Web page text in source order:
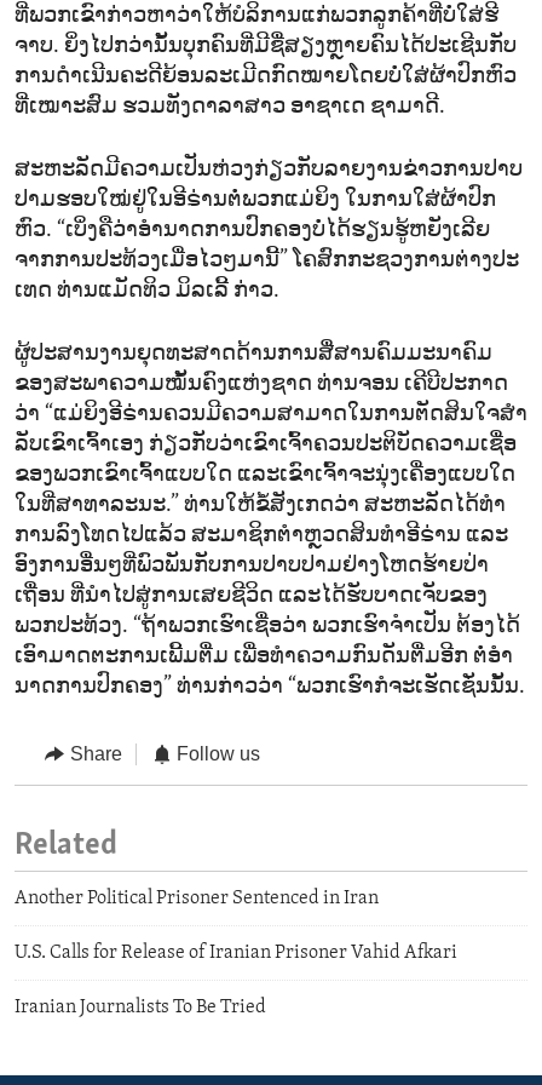
ທີ່​ພວກ​ເຂົາ​ກ່າວ​ຫາ​ວ່າ​ໃຫ້​ບໍ​ລິ​ການ​ແກ່​ພວກ​ລູກ​ຄ້າທີ່​ບໍ່​ໃສ່​ຮີ​
ຈາບ. ຍິ່ງ​ໄປ​ກວ່ານັ້ນບຸກ​ຄົນ​ທີ່​ມີ​ຊື່​ສຽງ​ຫຼາຍ​ຄົນ​ໄດ້​ປະ​ເຊີນ​ກັບ​
ການ​ດຳ​ເນີນ​ຄະ​ດີຍ້ອນ​ລະ​ເມີດ​ກົດ​ໝາຍໂດຍ​ບໍ່​ໃສ່​ຜ້າປົກ​ຫົວ
ທີ່​ເໝາະ​ສົມ ຮວມ​ທັງ​ດາ​ລາ​ສາວ ອາ​ຊາ​ເດ ຊາ​ມາ​ດີ.
ສະ​ຫະ​ລັດ​ມີ​ຄວາມ​ເປັນ​ຫ່ວງ​ກ່ຽວ​ກັບ​ລ​າຍ​ງານ​ຂ່າວ​ການ​ປາບ​
ປາມ​ຮອບ​ໃໝ່​ຢູ່​ໃນ​ອີ​ຣ່ານ​ຕໍ່​ພວກ​ແມ່​ຍິງ ໃນ​ການ​ໃສ່​ຜ້າ​ປົກ​
ຫົວ. “ເບິ່ງ​ຄື​ວ່າ​ອຳ​ນາດ​ການ​ປົກ​ຄອງ​ບໍ່​ໄດ້​ຮຽນ​ຮູ້​ຫຍັງ​ເລີຍ
ຈາກ​ການ​ປະ​ທ້ວງ​ເມື່ອ​ໄວໆ​ມານີ້” ໂຄ​ສົກ​ກະ​ຊວງ​ການ​ຕ່າງ​ປະ​
ເທດ ທ່ານ​ແມັດ​ທິວ ມິ​ລ​ເລີ້ ກ່າວ.
ຜູ້​ປະ​ສານ​ງານຍຸດ​ທະ​ສາດ​ດ້ານ​ການ​ສື່​ສານ​ຄົມ​ມະ​ນາ​ຄົມ​
ຂອງ​ສະ​ພາ​ຄວາມ​ໝັ້ນ​ຄົງ​ແຫ່ງ​ຊາດ ທ່ານ​ຈອນ ເຄີ​ບີປະ​ກາດ​
ວ່າ “​ແມ່​ຍິງອີ​ຣ່ານ​ຄວນ​ມີ​ຄວາມ​ສາ​ມາດ​ໃນ​ການຕັດ​ສິນ​ໃຈ​ສຳ​
ລັບ​ເຂົາ​ເຈົ້າ​ເອງ ກ່ຽວ​ກັບ​ວ່າ​ເຂົາ​ເຈົ້າ​ຄວນປະ​ຕິ​ບັດ​ຄວາມ​ເຊື່ອ​
ຂອງ​ພວກ​ເຂົາ​ເຈົ້າ​ແບບ​ໃດ ແລະ​ເຂົາ​ເຈົ້າ​ຈະ​ນຸ່ງ​ເຄື່ອງ​ແບບ​ໃດ​
ໃນ​ທີ່​ສາ​ທາ​ລະ​ນະ.” ທ່ານ​ໃຫ້​ຂໍ້​ສັງ​ເກດ​ວ່າ ສະ​ຫະ​ລັດ​ໄດ້​ທຳ​
ການ​ລົງ​ໂທດ​ໄປ​ແລ້ວ ສະ​ມາ​ຊິກ​ຕຳຫຼວດ​ສິນ​ທຳ​ອີ​ຣ່ານ ແລະ​
ອົງ​ການ​ອື່ນໆ​ທີ່​ພົວ​ພັນ​ກັບ​ການ​ປາ​ບ​ປາມ​ຢ່າງ​ໂຫດ​ຮ້າຍ​ປ່​າ​
ເຖື່ອນ ທີ່​ນຳ​ໄປ​ສູ່​ການ​ເສຍ​ຊີ​ວິດ ​ແລະ​ໄດ້​ຮັບ​ບາດ​ເຈັບ​ຂອງ​
ພວກ​ປະ​ທ້ວງ. “ຖ້າ​ພວກ​ເຮົາ​ເຊື່ອ​ວ່າ ພວກ​ເຮົາ​ຈຳ​ເປັນ ຕ້ອງ​ໄດ້​
ເອົາ​ມາດ​ຕະ​ການ​ເພີ້ມ​ຕື່ມ ເພື່ອ​ທຳ​ຄວາມ​ກົນ​ດັນ​ຕື່ມ​ອີກ ​ຕໍ່​ອຳ​
ນາດ​ການ​ປົກ​ຄອງ” ທ່ານ​ກ່າວ​ວ່າ “ພວກ​ເຮົາ​ກໍ​ຈະ​ເຮັດ​ເຊັ່ນ​ນັ້ນ.
Share Follow us
Related
Another Political Prisoner Sentenced in Iran
U.S. Calls for Release of Iranian Prisoner Vahid Afkari
Iranian Journalists To Be Tried